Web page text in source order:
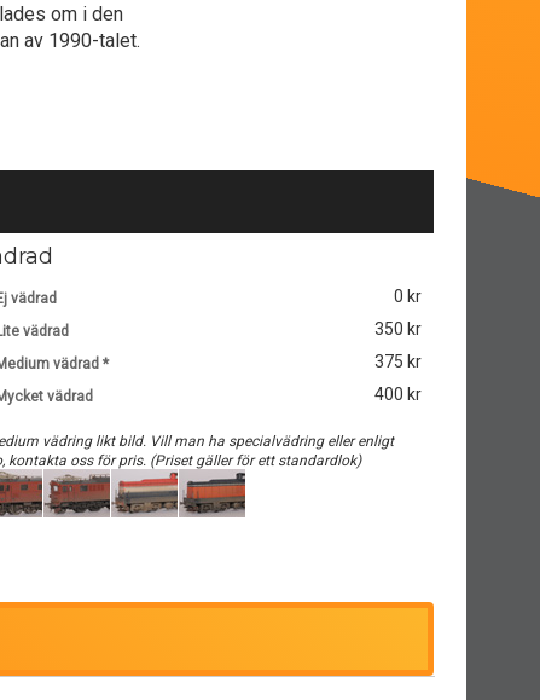
om i den
av 1990-talet.
vädrad 0 kr
vädrad 350 kr
vädrad * 375 kr
vädrad 400 kr
vädring likt bild. Vill man ha specialvädring eller enligt
kontakta oss för pris. (Priset gäller för ett standardlok)